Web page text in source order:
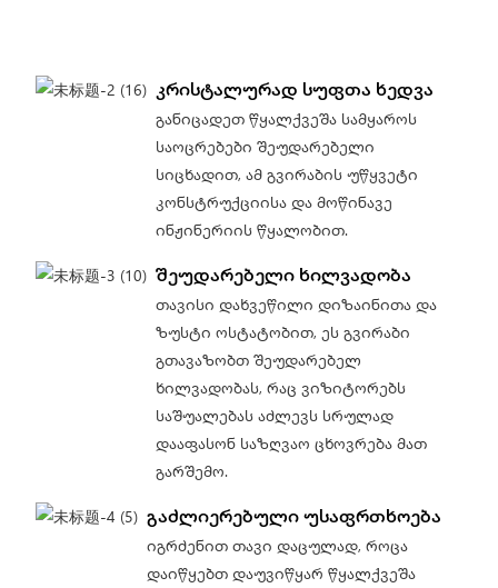
კრისტალურად სუფთა ხედვა
განიცადეთ წყალქვეშა სამყაროს
საოცრებები შეუდარებელი
სიცხადით, ამ გვირაბის უწყვეტი
კონსტრუქციისა და მოწინავე
ინჟინერიის წყალობით.
შეუდარებელი ხილვადობა
თავისი დახვეწილი დიზაინითა და
ზუსტი ოსტატობით, ეს გვირაბი
გთავაზობთ შეუდარებელ
ხილვადობას, რაც ვიზიტორებს
საშუალებას აძლევს სრულად
დააფასონ საზღვაო ცხოვრება მათ
გარშემო.
გაძლიერებული უსაფრთხოება
იგრძენით თავი დაცულად, როცა
დაიწყებთ დაუვიწყარ წყალქვეშა